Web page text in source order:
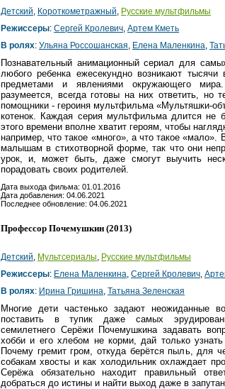
Детский, Короткометражный, Русские мультфильмы
Режиссеры: Сергей Кролевич, Артем Кметь
В ролях: Ульяна Россошанская, Елена Маленкина,
Познавательный анимационный сериал для
любого ребенка ежесекундно возникают тысячи
предметами и явлениями окружающего
разумеется, всегда готовы на них ответить, но
помощники - героиня мультфильма «Мультяшки-
котенок. Каждая серия мультфильма длится не
этого времени вполне хватит героям, чтобы
например, что такое «много», а что такое
малышам в стихотворной форме, так что они
урок, и, может быть, даже смогут выучить
порадовать своих родителей.
Дата выхода фильма: 01.01.2016
Дата добавления: 04.06.2021
Последнее обновление: 04.06.2021
Профессор Почемушкин (2013)
Детский Мультсериалы Русские мультфильмы
Режиссеры: Елена Маленкина Сергей Кролевич
В ролях: Ирина Гришина Татьяна Зеленская
Многие дети частенько задают неожиданные
поставить в тупик даже самых
семилетнего Серёжи Почемушкина задавать
хобби и его хлебом не корми, дай только узнать
Почему гремит гром, откуда берётся пыль, для
собакам хвосты и как холодильник охлаждает
Серёжа обязательно находит правильный
добраться до истины и найти выход даже в